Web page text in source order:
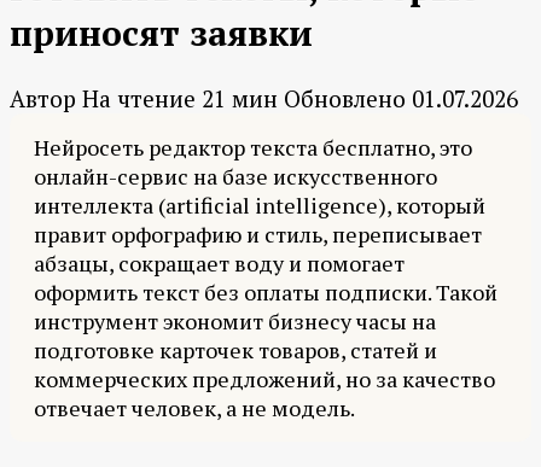
приносят заявки
Автор На чтение 21 мин Обновлено 01.07.2026
Нейросеть редактор текста бесплатно, это
онлайн-сервис на базе искусственного
интеллекта (artificial intelligence), который
правит орфографию и стиль, переписывает
абзацы, сокращает воду и помогает
оформить текст без оплаты подписки. Такой
инструмент экономит бизнесу часы на
подготовке карточек товаров, статей и
коммерческих предложений, но за качество
отвечает человек, а не модель.